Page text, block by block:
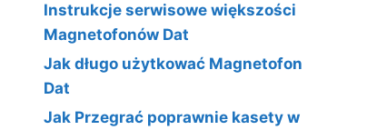
Instrukcje serwisowe większości
Magnetofonów Dat
Jak długo użytkować Magnetofon
Dat
Jak Przegrać poprawnie kasety w